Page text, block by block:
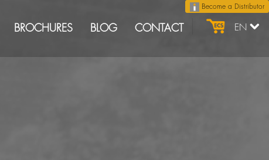
Become a Distributor
EN
BROCHURES BLOG CONTACT